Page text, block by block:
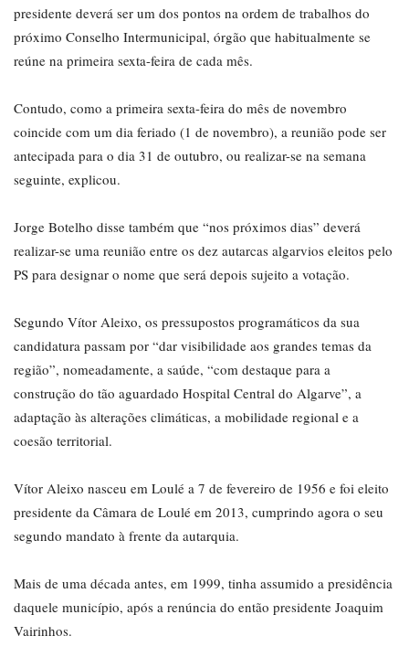
presidente deverá ser um dos pontos na ordem de trabalhos do
próximo Conselho Intermunicipal, órgão que habitualmente se
reúne na primeira sexta-feira de cada mês.
Contudo, como a primeira sexta-feira do mês de novembro
coincide com um dia feriado (1 de novembro), a reunião pode ser
antecipada para o dia 31 de outubro, ou realizar-se na semana
seguinte, explicou.
Jorge Botelho disse também que “nos próximos dias” deverá
realizar-se uma reunião entre os dez autarcas algarvios eleitos pelo
PS para designar o nome que será depois sujeito a votação.
Segundo Vítor Aleixo, os pressupostos programáticos da sua
candidatura passam por “dar visibilidade aos grandes temas da
região”, nomeadamente, a saúde, “com destaque para a
construção do tão aguardado Hospital Central do Algarve”, a
adaptação às alterações climáticas, a mobilidade regional e a
coesão territorial.
Vítor Aleixo nasceu em Loulé a 7 de fevereiro de 1956 e foi eleito
presidente da Câmara de Loulé em 2013, cumprindo agora o seu
segundo mandato à frente da autarquia.
Mais de uma década antes, em 1999, tinha assumido a presidência
daquele município, após a renúncia do então presidente Joaquim
Vairinhos.